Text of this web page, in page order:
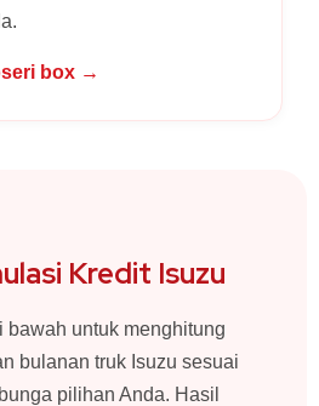
box →
Kredit Isuzu
bawah untuk menghitung
bulanan truk Isuzu sesuai
pilihan Anda. Hasil